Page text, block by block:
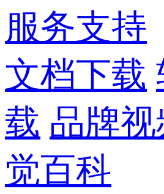
服务支持
文档下载
载 品牌视
觉百科